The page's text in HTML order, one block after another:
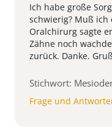
Ich habe große
schwierig? Muß ich
Oralchirurg sagte
Zähne noch
zurück. Danke.
Stichwort:
Frage und